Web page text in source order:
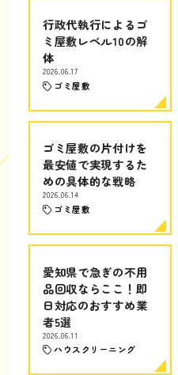
行政代執行によるゴ
ミ屋敷レベル10の解
体
2026.06.17
ゴミ屋敷
ゴミ屋敷の片付けを
最安値で実現するた
めの具体的な戦略
2026.06.14
ゴミ屋敷
愛知県で急ぎの不用
品回収ならここ！即
日対応のおすすめ業
者5選
2026.06.11
ハウスクリーニング